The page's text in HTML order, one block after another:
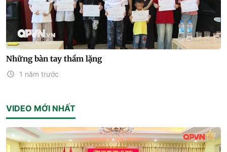
Những bàn tay thầm lặng
1 năm trước
VIDEO MỚI NHẤT